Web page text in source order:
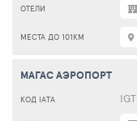
МАГАС АЭРОПОРТ
IGT